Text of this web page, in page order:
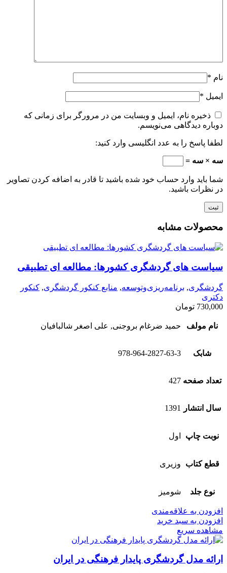
نام *
ایمیل *
ذخیره نام، ایمیل و وبسایت من در مرورگر برای زمانی که
دوباره دیدگاهی می‌نویسم.
لطفا پاسخ را به عدد انگلیسی وارد کنید:
سه × سه =
شما باید وارد حساب خود شده باشید تا قادر به اضافه کردن تصاویر
در نظرات باشید.
محصولات مشابه
سیاست های گردشگری کشورها: مطالعه ای تطبیقی
گردشگری, برنامه‌ریزی‌وتوسعه, منابع کنکور گردشگری, کنکور
دکتری
730,000 تومان
نام مولف حمید ضرغام بروجنی, علی اصغر شالبافیان
شابک 978-964-2827-63-3
تعداد صفحه 427
سال انتشار 1391
نوبت چاپ اول
قطع کتاب وزیری
نوع جلد شومیز
افزودن به علاقه‌مندی
افزودن به سبد خرید
مشاهده سریع
ارائه مدل گردشگری پایدار فرهنگی در ایران